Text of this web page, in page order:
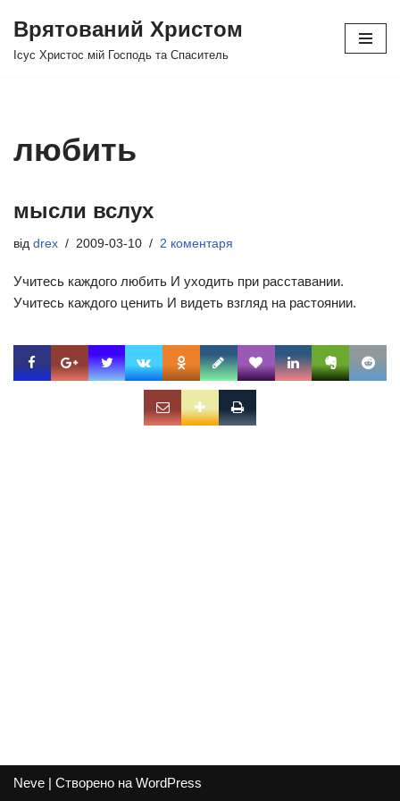
Перейти
Врятований Христом
Ісус Христос мій Господь та Спаситель
любить
мысли вслух
від drex 2009-03-10 2 коментаря
Учитесь каждого любить И уходить при расставании.
Учитесь каждого ценить И видеть взгляд на растоянии.
Neve | Створено на WordPress